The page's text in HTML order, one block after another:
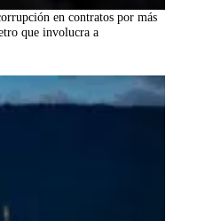
en contratos por más
que involucra a